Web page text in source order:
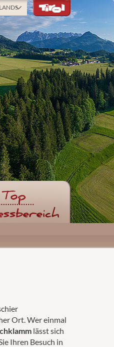
Ort. Wer einmal
lässt sich
Ihren Besuch in